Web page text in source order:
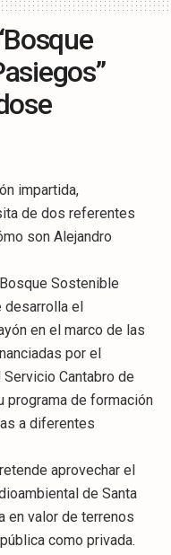
impartida,
de dos referentes
son Alejandro
Sostenible
el
en el marco de las
por el
Cantabro de
programa de formación
a diferentes
aprovechar el
de Santa
en valor de terrenos
como privada.